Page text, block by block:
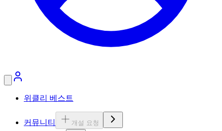
위클리 베스트
커뮤니티 개설 요청